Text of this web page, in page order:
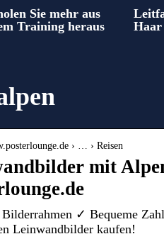
Sie mehr aus
Training heraus
Haar
› … › Reisen
mit
Bilderrahmen ✓ Bequeme
Leinwandbilder kaufen!